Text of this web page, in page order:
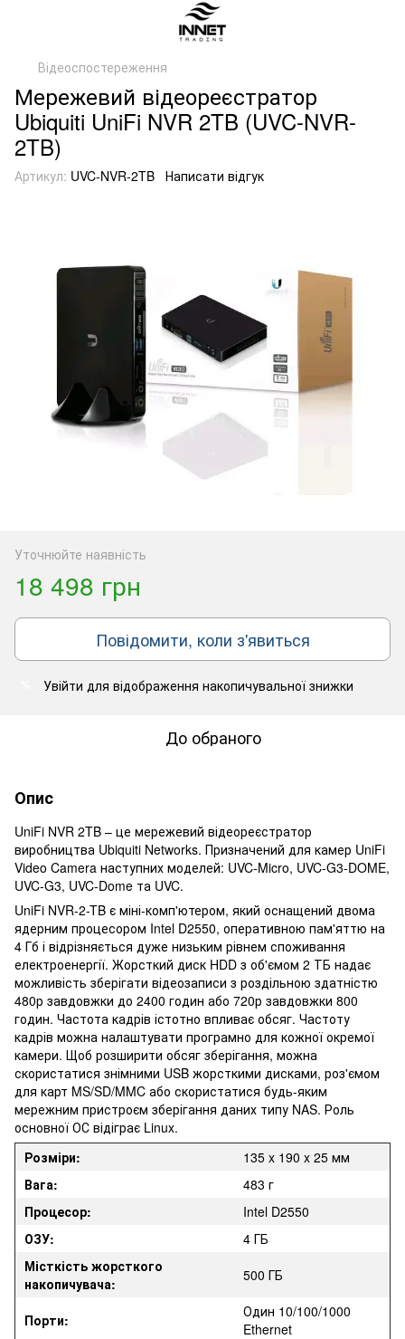
Відеоспостереження
Мережевий відеореєстратор
Ubiquiti UniFi NVR 2TB (UVC-NVR-
2TB)
Артикул: UVC-NVR-2TB Написати відгук
Уточнюйте наявність
18 498 грн
Повідомити, коли з'явиться
Увійти для відображення накопичувальної знижки
До обраного
Опис
UniFi NVR 2TB – це мережевий відеореєстратор
виробництва Ubiquiti Networks. Призначений для камер UniFi
Video Camera наступних моделей: UVC-Micro, UVC-G3-DOME,
UVC-G3, UVC-Dome та UVC.
UniFi NVR-2-TB є міні-комп'ютером, який оснащений двома
ядерним процесором Intel D2550, оперативною пам'яттю на
4 Гб і відрізняється дуже низьким рівнем споживання
електроенергії. Жорсткий диск HDD з об'ємом 2 ТБ надає
можливість зберігати відеозаписи з роздільною здатністю
480р завдовжки до 2400 годин або 720р завдовжки 800
годин. Частота кадрів істотно впливає обсяг. Частоту
кадрів можна налаштувати програмно для кожної окремої
камери. Щоб розширити обсяг зберігання, можна
скористатися знімними USB жорсткими дисками, роз'ємом
для карт MS/SD/MMC або скористатися будь-яким
мережним пристроєм зберігання даних типу NAS. Роль
основної ОС відіграє Linux.
Розміри:
135 x 190 x 25 мм
Вага:
483 г
Процесор:
Intel D2550
ОЗУ:
4 ГБ
Місткість жорсткого
накопичувача:
500 ГБ
Порти:
Один 10/100/1000
Ethernet